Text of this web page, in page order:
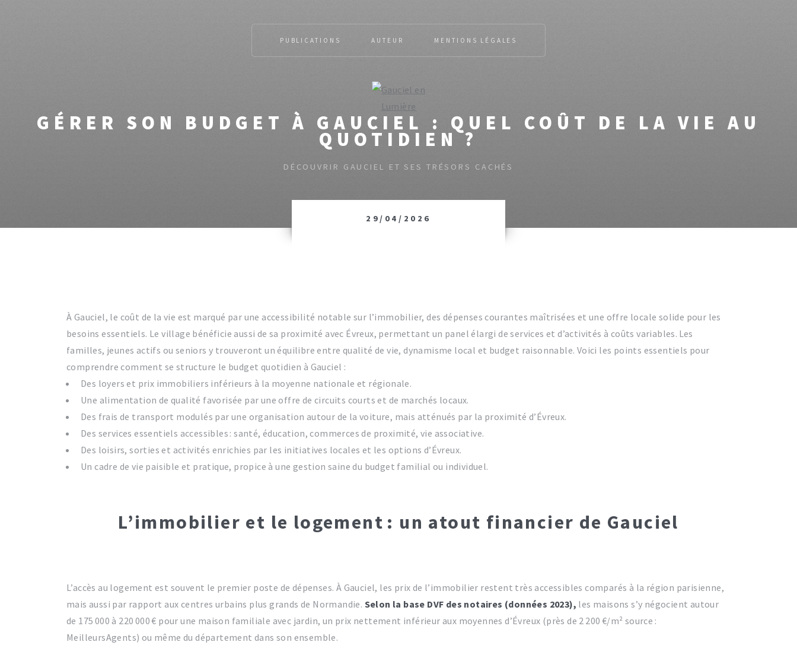
GÉRER SON BUDGET À GAUCIEL : QUEL COÛT DE LA VIE AU
QUOTIDIEN ?
DÉCOUVRIR GAUCIEL ET SES TRÉSORS CACHÉS
PUBLICATIONS AUTEUR MENTIONS LÉGALES
29/04/2026
À Gauciel, le coût de la vie est marqué par une accessibilité notable sur l’immobilier, des dépenses courantes maîtrisées et une offre locale solide pour les
besoins essentiels. Le village bénéficie aussi de sa proximité avec Évreux, permettant un panel élargi de services et d’activités à coûts variables. Les
familles, jeunes actifs ou seniors y trouveront un équilibre entre qualité de vie, dynamisme local et budget raisonnable. Voici les points essentiels pour
comprendre comment se structure le budget quotidien à Gauciel :
Des loyers et prix immobiliers inférieurs à la moyenne nationale et régionale.
Une alimentation de qualité favorisée par une offre de circuits courts et de marchés locaux.
Des frais de transport modulés par une organisation autour de la voiture, mais atténués par la proximité d’Évreux.
Des services essentiels accessibles : santé, éducation, commerces de proximité, vie associative.
Des loisirs, sorties et activités enrichies par les initiatives locales et les options d’Évreux.
Un cadre de vie paisible et pratique, propice à une gestion saine du budget familial ou individuel.
L’immobilier et le logement : un atout financier de Gauciel
L’accès au logement est souvent le premier poste de dépenses. À Gauciel, les prix de l’immobilier restent très accessibles comparés à la région parisienne,
mais aussi par rapport aux centres urbains plus grands de Normandie. Selon la base DVF des notaires (données 2023), les maisons s’y négocient autour
de 175 000 à 220 000 € pour une maison familiale avec jardin, un prix nettement inférieur aux moyennes d’Évreux (près de 2 200 €/m² source :
MeilleursAgents) ou même du département dans son ensemble.